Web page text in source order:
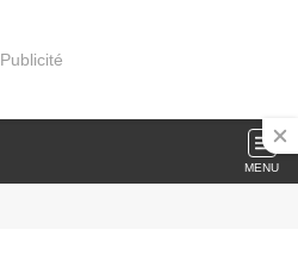
Publicité
MENU